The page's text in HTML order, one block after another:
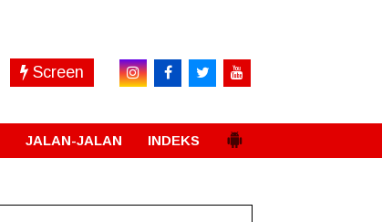
Screen
JALAN-JALAN INDEKS